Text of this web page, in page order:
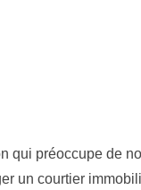
qui préoccupe de
un courtier